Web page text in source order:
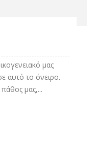
μας
αυτό το όνειρο.
μας,...